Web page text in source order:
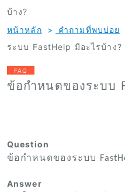
บ้าง?
หน้าหลัก
> คำถามที่พบบ่อย
ระบบ FastHelp มีอะไรบ้าง?
FAQ
ข้อกำหนดของระบบ
Question
ข้อกำหนดของระบบ
Answer